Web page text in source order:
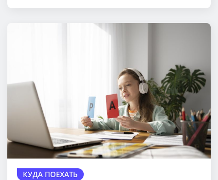
КУДА ПОЕХАТЬ